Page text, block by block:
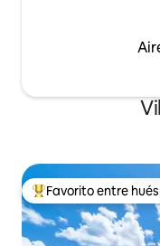
De los mejores en
Favorito entre